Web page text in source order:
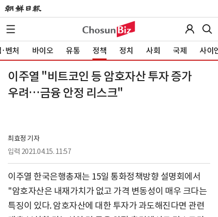
벤처 바이오 유통 정책 정치 사회 국제 사이
이주열 "비트코인 등 암호자산 투자 증가
우려…금융 안정 리스크"
최효정 기자
입력 2021.04.15. 11:57
이주열 한국은행총재는 15일 통화정책방향 설명회에서
"암호자산은 내재가치가 없고 가격 변동성이 매우 크다는
특징이 있다. 암호자산에 대한 투자가 과도해진다면 관련